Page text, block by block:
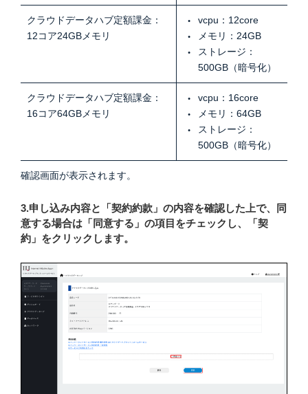
クラウドデータハブ定額課金：
12コア24GBメモリ
vcpu：12core
メモリ：24GB
ストレージ：
500GB（暗号化）
クラウドデータハブ定額課金：
16コア64GBメモリ
vcpu：16core
メモリ：64GB
ストレージ：
500GB（暗号化）
確認画面が表示されます。
3.申し込み内容と「契約約款」の内容を確認した上で、同
意する場合は「同意する」の項目をチェックし、「契
約」をクリックします。